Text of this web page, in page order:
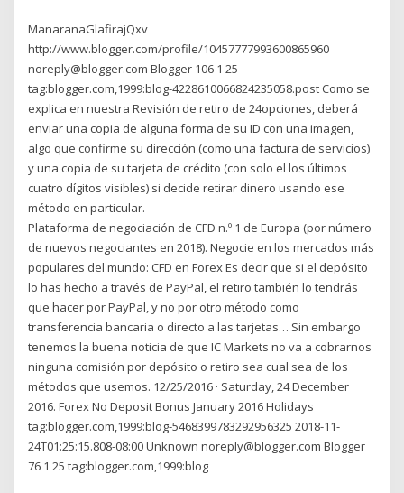
ManaranaGlafirajQxv
http://www.blogger.com/profile/10457777993600865960
noreply@blogger.com Blogger 106 1 25
tag:blogger.com,1999:blog-4228610066824235058.post Como se
explica en nuestra Revisión de retiro de 24opciones, deberá
enviar una copia de alguna forma de su ID con una imagen,
algo que confirme su dirección (como una factura de servicios)
y una copia de su tarjeta de crédito (con solo el los últimos
cuatro dígitos visibles) si decide retirar dinero usando ese
método en particular.
Plataforma de negociación de CFD n.º 1 de Europa (por número
de nuevos negociantes en 2018). Negocie en los mercados más
populares del mundo: CFD en Forex Es decir que si el depósito
lo has hecho a través de PayPal, el retiro también lo tendrás
que hacer por PayPal, y no por otro método como
transferencia bancaria o directo a las tarjetas… Sin embargo
tenemos la buena noticia de que IC Markets no va a cobrarnos
ninguna comisión por depósito o retiro sea cual sea de los
métodos que usemos. 12/25/2016 · Saturday, 24 December
2016. Forex No Deposit Bonus January 2016 Holidays
tag:blogger.com,1999:blog-5468399783292956325 2018-11-
24T01:25:15.808-08:00 Unknown noreply@blogger.com Blogger
76 1 25 tag:blogger.com,1999:blog